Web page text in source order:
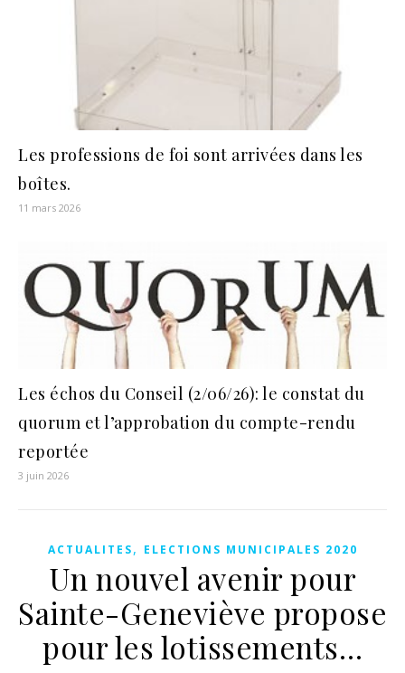
Les professions de foi sont arrivées dans les
boîtes.
11 mars 2026
Les échos du Conseil (2/06/26): le constat du
quorum et l’approbation du compte-rendu
reportée
3 juin 2026
ACTUALITES, ELECTIONS MUNICIPALES 2020
Un nouvel avenir pour
Sainte-Geneviève propose
pour les lotissements…